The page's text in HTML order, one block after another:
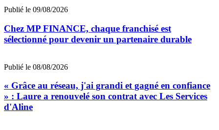
Publié le 09/08/2026
Chez MP FINANCE, chaque franchisé est
sélectionné pour devenir un partenaire durable
Publié le 08/08/2026
« Grâce au réseau, j'ai grandi et gagné en confiance
» : Laure a renouvelé son contrat avec Les Services
d'Aline